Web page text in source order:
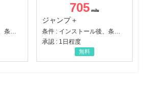
705
ジャンプ＋
承認 : 1日程度
無料